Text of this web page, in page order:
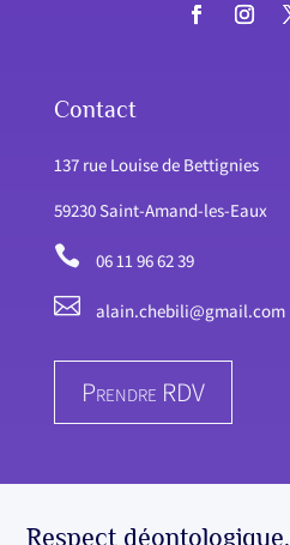
Contact
137 rue Louise de Bettignies
59230 Saint-Amand-les-Eaux
 06 11 96 62 39
 alain.chebili@gmail.com
Prendre RDV
Respect déontologique.